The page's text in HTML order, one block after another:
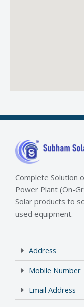
Complete Solution
Power Plant (On-
Solar products to
used equipment.
Address
Mobile Number
Email Address